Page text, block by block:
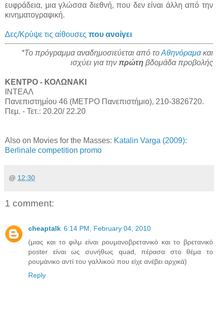
ευφράδεια, μια γλώσσα διεθνή, που δεν είναι άλλη από την
κινηματογραφική.
Δες/Κρύψε τις αίθουσες που ανοίγει
*Το πρόγραμμα αναδημοσιεύεται από τοΑθηνόραμακαι
ισχύει για την πρώτη βδομάδα προβολής
ΚΕΝΤΡΟ - ΚΟΛΩΝΑΚΙ
ΙΝΤΕΑΛ
Πανεπιστημίου 46 (ΜΕΤΡΟ Πανεπιστήμιο), 210-3826720.
Πεμ. - Τετ.: 20.20/ 22.20
Also on Movies for the Masses: Katalin Varga (2009):
Berlinale competition promo
@ 12:30
1 comment:
cheaptalk 6:14 PM, February 04, 2010
(μιας και το φιλμ είναι ρουμανοβρετανικό και το βρετανικό
poster είναι ως συνήθως quad, πέρασα στο θέμα το
ρουμάνικο αντί του γαλλικού που είχε ανέβει αρχικά)
Reply